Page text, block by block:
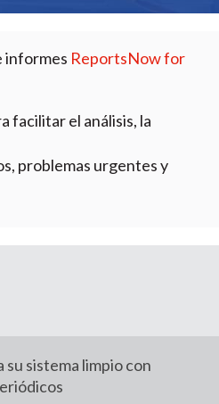
informes ReportsNow for
facilitar el análisis, la
problemas urgentes y
su sistema limpio con